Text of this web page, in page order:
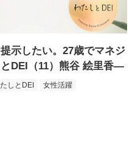
示したい。27歳でマネジ
DEI（11）熊谷 絵里香―
しとDEI 女性活躍